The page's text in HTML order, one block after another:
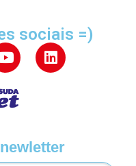
sociais =)